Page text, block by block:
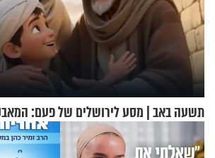
תשעה באב | מסע לירושלים של פעם: